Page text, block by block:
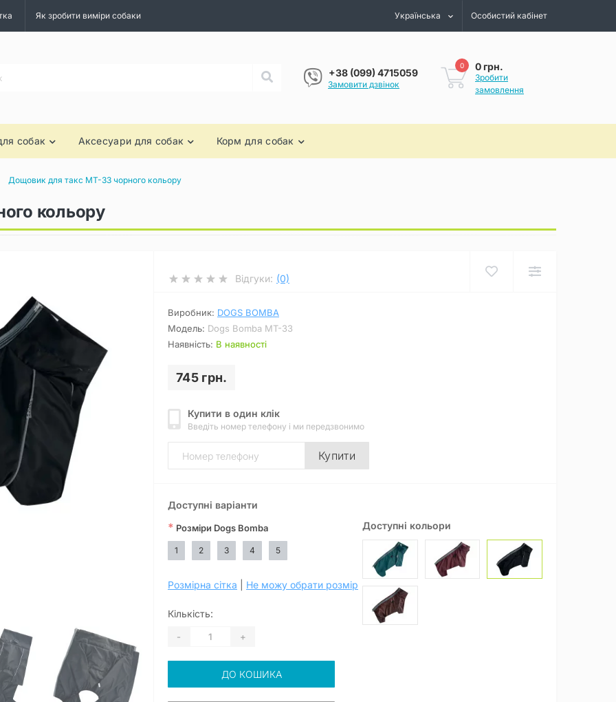
Як зробити виміри собаки Українська Особистий кабінет
+38 (099) 4715059
Замовити дзвінок
0 0 грн.
Зробити
замовлення
собак Аксесуари для собак Корм для собак
Дощовик для такс MT-33 чорного кольору
кольору
Відгуки: (0)
Виробник: DOGS BOMBA
Модель: Dogs Bomba MT-33
Наявність: В наявності
745 грн.
Купити в один клік
Введіть номер телефону і ми передзвонимо
Купити
Доступні кольори
Доступні варіанти
* Розміри Dogs Bomba
1 2 3 4 5
Розмірна сітка Не можу обрати розмір
Кількість:
- +
ДО КОШИКА